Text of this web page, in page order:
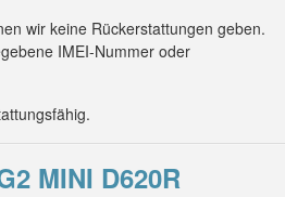
wir keine Rückerstattungen geben.
IMEI-Nummer oder
MINI D620R